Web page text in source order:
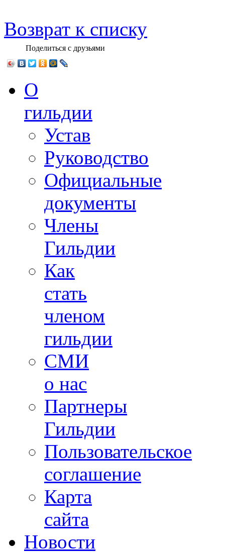
Возврат к списку
Поделиться с друзьями
О
гильдии
Устав
Руководство
Официальные
документы
Члены
Гильдии
Как
стать
членом
гильдии
СМИ
о нас
Партнеры
Гильдии
Пользовательское
соглашение
Карта
сайта
Новости